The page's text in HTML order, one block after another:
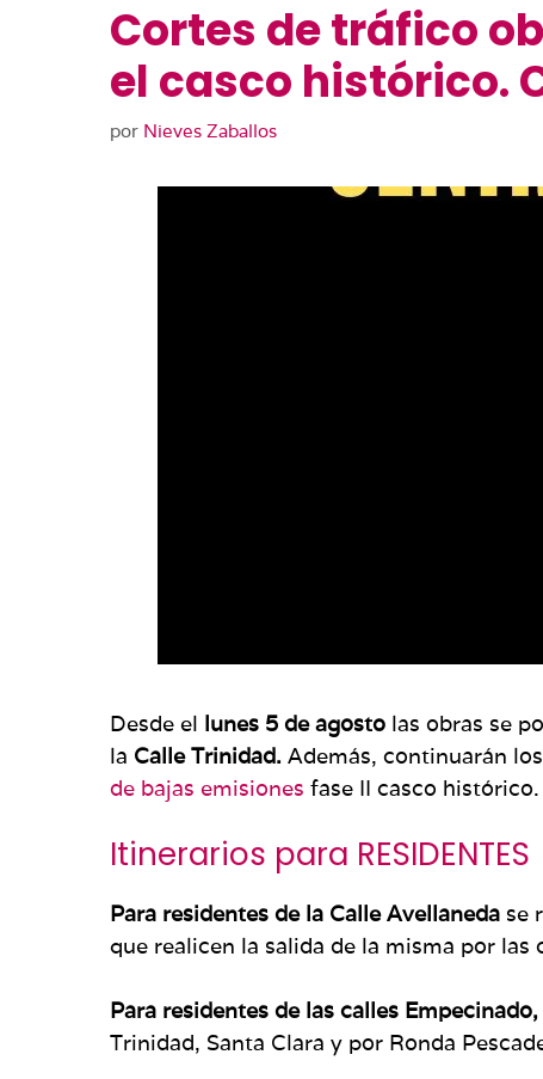
Cortes de tráfico
el casco histórico.
por Nieves Zaballos
Desde el lunes 5 de agosto las obras se
la Calle Trinidad. Además, continuarán
de bajas emisiones fase II casco histórico.
Itinerarios para RESIDENTES
Para residentes de la Calle Avellaneda se
que realicen la salida de la misma por las
Para residentes de las calles
Trinidad, Santa Clara y por Ronda